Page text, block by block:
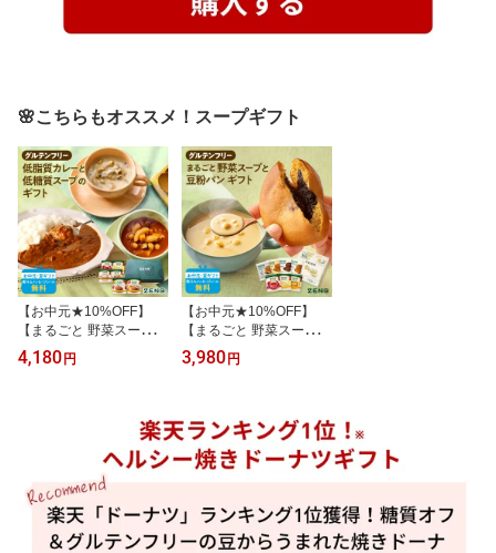
🌸こちらもオススメ！スープギフト
【お中元★10%OFF】
【まるごと 野菜スープ＆
カレー ギフト 】ZENB
ゼンブ 野菜 スープ カレ
ー 欧風カレー グルテン
フリー 2026 父の日 お中
元 夏ギフト 誕生日 プレ
ゼント 内祝い 出産祝い
楽天限定 ソーシャルギフ
4,180 円
【お中元★10%OFF】
【まるごと 野菜スープ＆
豆粉パン ギフト 】ZENB
ゼンブ 野菜 スープ ゼン
ルテンフリー ポタージュ
2026 父の日 お中元 夏ギ
フト 誕生日 プレゼント
3,980 円